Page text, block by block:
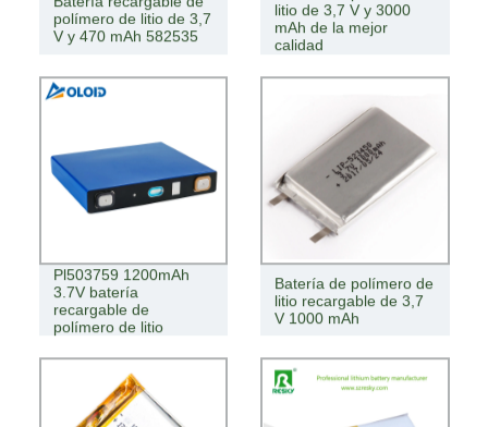
polímero de litio de 3,7
V y 470 mAh 582535
litio de 3,7 V y 3000
mAh de la mejor
calidad
Pl503759 1200mAh
3.7V batería
recargable de
polímero de litio
Batería de polímero de
litio recargable de 3,7
V 1000 mAh